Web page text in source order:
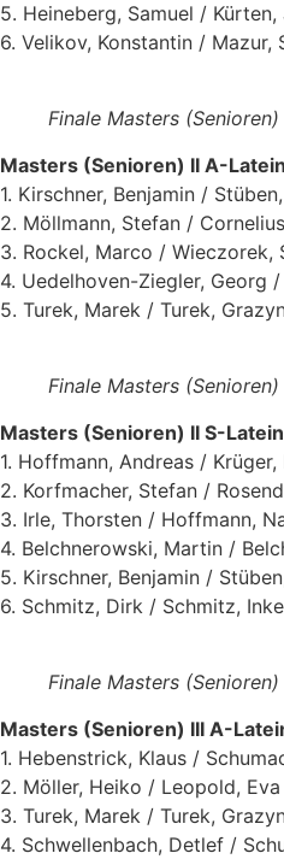
5. Heineberg, Samuel / Kürten,
6. Velikov, Konstantin / Mazur,
Finale Masters
Masters (Senioren) II A-Latein
1. Kirschner, Benjamin /
2. Möllmann, Stefan /
3. Rockel, Marco / Wieczorek,
4. Uedelhoven-Ziegler, Georg
5. Turek, Marek / Turek,
Finale Masters
Masters (Senioren) II S-Latein
1. Hoffmann, Andreas / Krüger,
2. Korfmacher, Stefan /
3. Irle, Thorsten / Hoffmann,
4. Belchnerowski, Martin /
5. Kirschner, Benjamin /
6. Schmitz, Dirk / Schmitz,
Finale Masters
Masters (Senioren) III A-
1. Hebenstrick, Klaus /
2. Möller, Heiko / Leopold, Eva
3. Turek, Marek / Turek,
4. Schwellenbach, Detlef /